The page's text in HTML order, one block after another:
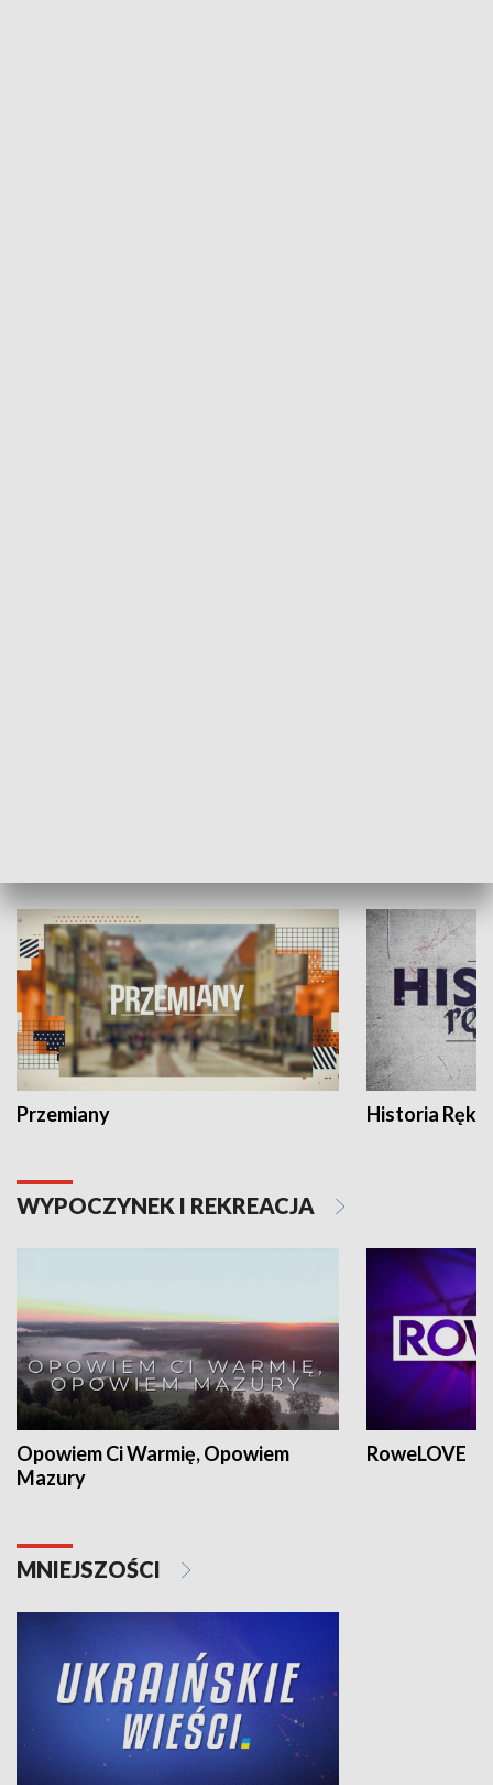
Przemiany Historia Ręką
WYPOCZYNEK I REKREACJA
Opowiem Ci Warmię, Opowiem
Mazury
RoweLOVE
MNIEJSZOŚCI